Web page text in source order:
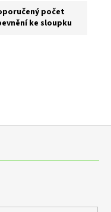
počet
ke sloupku